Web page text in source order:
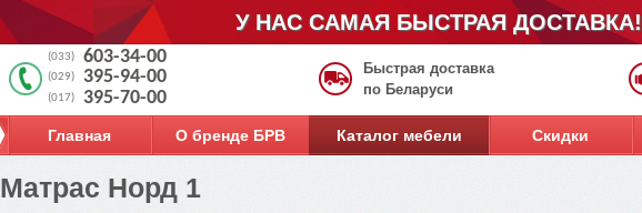
У НАС САМАЯ БЫСТРАЯ ДОСТАВКА!
(033) 603-34-00
(029) 395-94-00
(017) 395-70-00
Быстрая доставка
по Беларуси
Главная О бренде БРВ Каталог мебели Скидки
Матрас Норд 1